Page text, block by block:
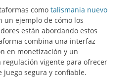
como talismania nuevo
un ejemplo de cómo los
están abordando estos
combina una interfaz
en monetización y un
regulación vigente para ofrecer
juego segura y confiable.